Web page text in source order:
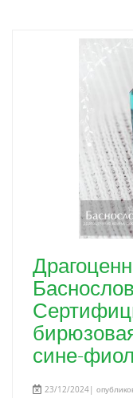
сине-
23/12/2024|